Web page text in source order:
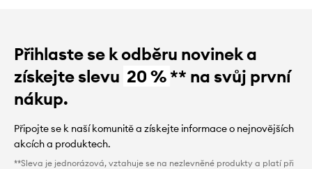
Přihlaste se k odběru novinek a
získejte slevu 20 %** na svůj první
nákup.
Připojte se k naší komunitě a získejte informace o nejnovějších
akcích a produktech.
**Sleva je jednorázová, vztahuje se na nezlevněné produkty a platí při